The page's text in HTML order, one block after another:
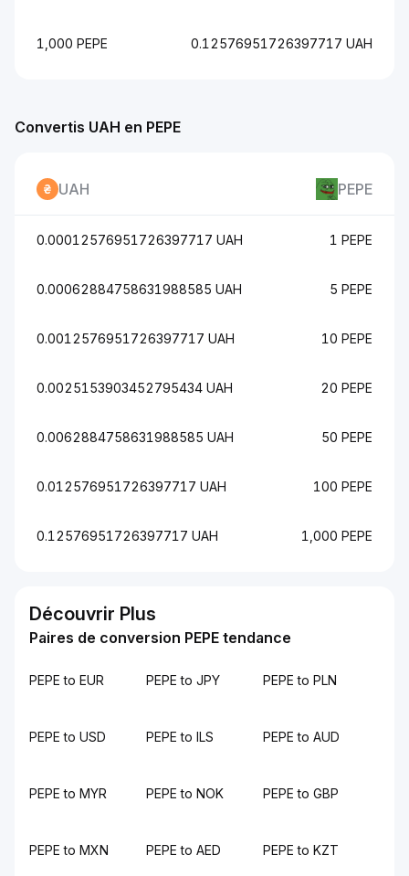
1,000 PEPE 0.12576951726397717 UAH
Convertis UAH en PEPE
UAH PEPE
0.00012576951726397717 UAH 1 PEPE
0.00062884758631988585 UAH 5 PEPE
0.0012576951726397717 UAH 10 PEPE
0.0025153903452795434 UAH 20 PEPE
0.0062884758631988585 UAH 50 PEPE
0.012576951726397717 UAH 100 PEPE
0.12576951726397717 UAH 1,000 PEPE
Découvrir Plus
Paires de conversion PEPE tendance
PEPE to EUR PEPE to JPY PEPE to PLN
PEPE to USD PEPE to ILS PEPE to AUD
PEPE to MYR PEPE to NOK PEPE to GBP
PEPE to MXN PEPE to AED PEPE to KZT